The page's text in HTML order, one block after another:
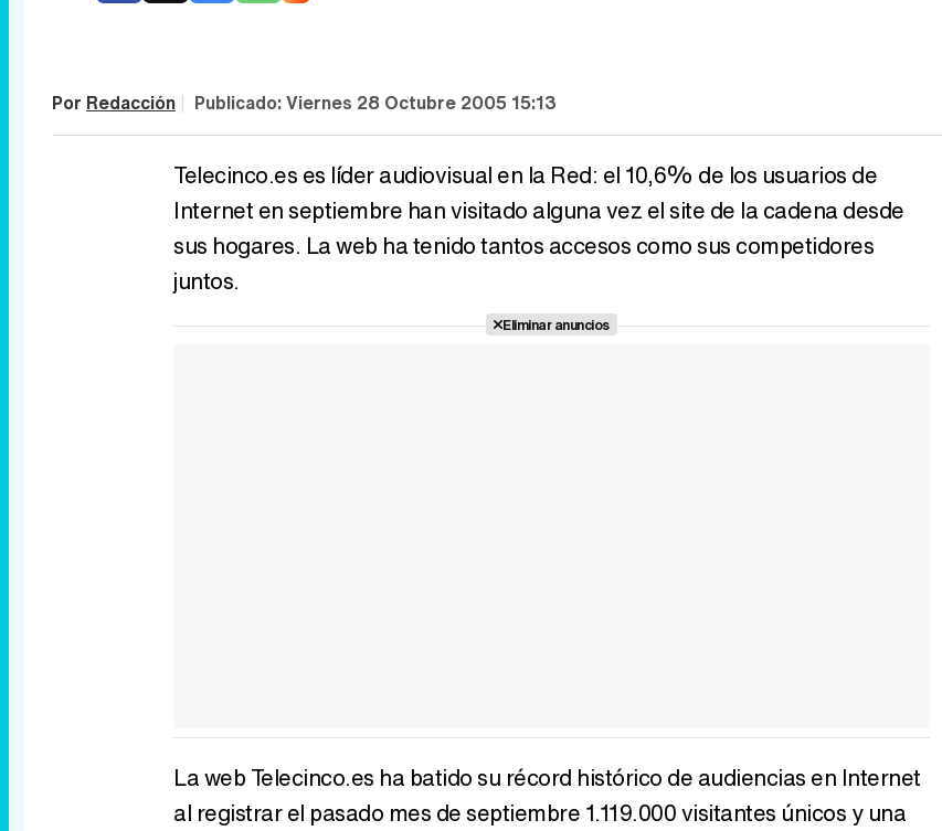
Por Redacción | Publicado:Viernes 28 Octubre 2005 15:13
Telecinco.es es líder audiovisual en la Red: el 10,6% de los usuarios de
Internet en septiembre han visitado alguna vez el site de la cadena desde
sus hogares. La web ha tenido tantos accesos como sus competidores
juntos.
Eliminar anuncios
La web Telecinco.es ha batido su récord histórico de audiencias en Internet
al registrar el pasado mes de septiembre 1.119.000 visitantes únicos y una